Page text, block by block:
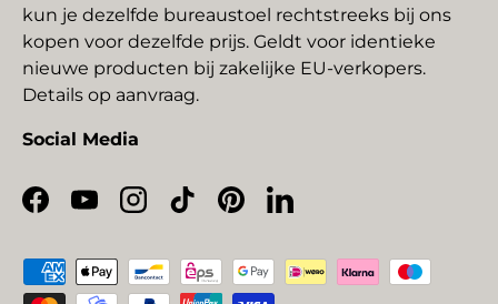
kun je dezelfde bureaustoel rechtstreeks bij ons
kopen voor dezelfde prijs. Geldt voor identieke
nieuwe producten bij zakelijke EU-verkopers.
Details op aanvraag.
Social Media
Facebook
YouTubeInstagram
TikTokPinterestLinkedIn
Geaccepteerde betaalmethoden